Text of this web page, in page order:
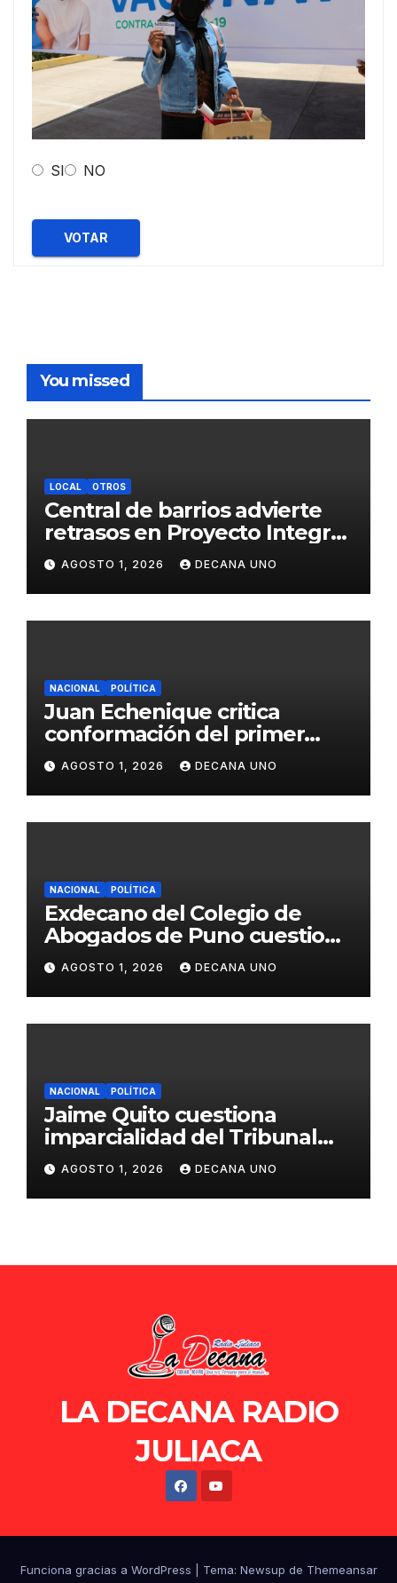
SI NO
VOTAR
You missed
LOCAL OTROS
Central de barrios advierte
retrasos en Proyecto Integral
de Agua y Alcantarillado para
Juliaca
AGOSTO 1, 2026 DECANA UNO
NACIONAL POLÍTICA
Juan Echenique critica
conformación del primer
gabinete ministerial de Keiko
Fujimori
AGOSTO 1, 2026 DECANA UNO
NACIONAL POLÍTICA
Exdecano del Colegio de
Abogados de Puno cuestiona
propuestas sobre seguridad
ciudadana
AGOSTO 1, 2026 DECANA UNO
NACIONAL POLÍTICA
Jaime Quito cuestiona
imparcialidad del Tribunal
Constitucional tras liberación
de Ollanta Humala
AGOSTO 1, 2026 DECANA UNO
LA DECANA RADIO
JULIACA
Funciona gracias a WordPress Tema: Newsup de Themeansar